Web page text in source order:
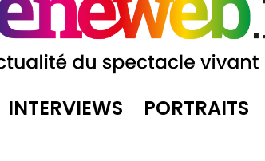
INTERVIEWS PORTRAITS